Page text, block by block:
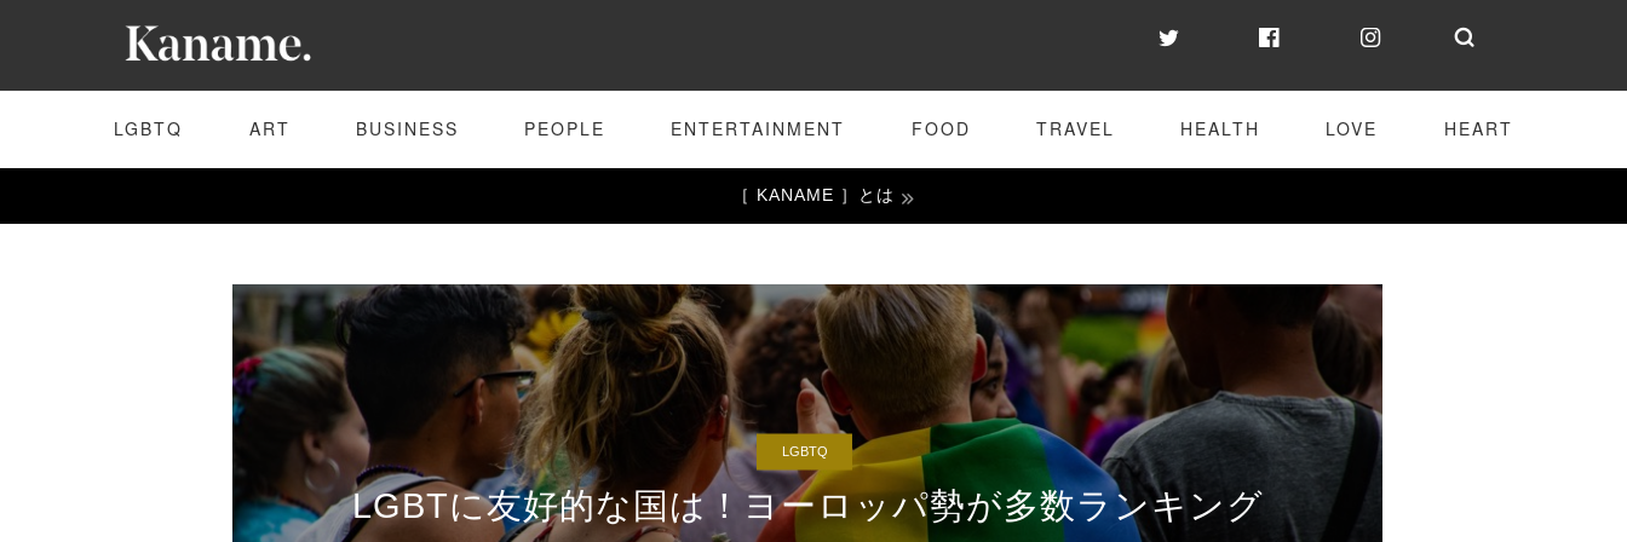
LGBTQ ART BUSINESS PEOPLE ENTERTAINMENT FOOD TRAVEL HEALTH LOVE HEART
［ KANAME ］とは
LGBTQ
LGBTに友好的な国は！ヨーロッパ勢が多数ランキング